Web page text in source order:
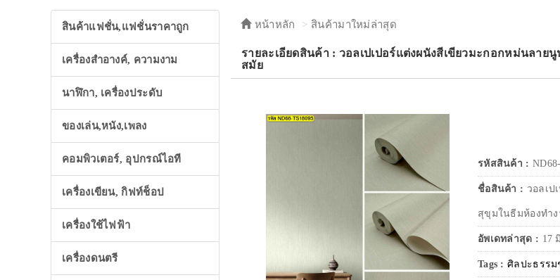
สินค้าแฟชั่น,แฟชั่นราคาถูก
เครื่องสำอางค์, ความงาม
นาฬิกา, เครื่องประดับ
ของเล่น,หนัง,เพลง
คอมพิวเตอร์, อุปกรณ์ไอที
เครื่องเขียน, กิฟท์ช็อป
เครื่องใช้ไฟฟ้า
เครื่องดนตรี
หน้าหลัก สินค้ามาใหม่ล่าสุด
รายละเอียดสินค้า : วอลเปเปอร์แต่งผนังสีเขียวมะกอกหม่นล
สมัย
รหัสสินค้า :
ชื่อสินค้า : วอลเ
สุขุมในธีมห้องทำ
อัพเดทล่าสุด : 17
Tags :ศิลปะธรรม